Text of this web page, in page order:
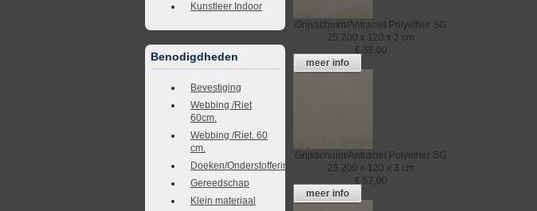
Kunstleer Indoor
Benodigdheden
Bevestiging
Webbing /Riet
60cm.
Webbing /Riet. 60
cm.
Doeken/Onderstoffering
Gereedschap
Klein materiaal
Grijsschuim/Antraciet Polyether SG
25 200 x 120 x 2 cm
€ 38,00
meer info
Grijsschuim/Antraciet Polyether SG
25 200 x 120 x 3 cm
€ 57,00
meer info